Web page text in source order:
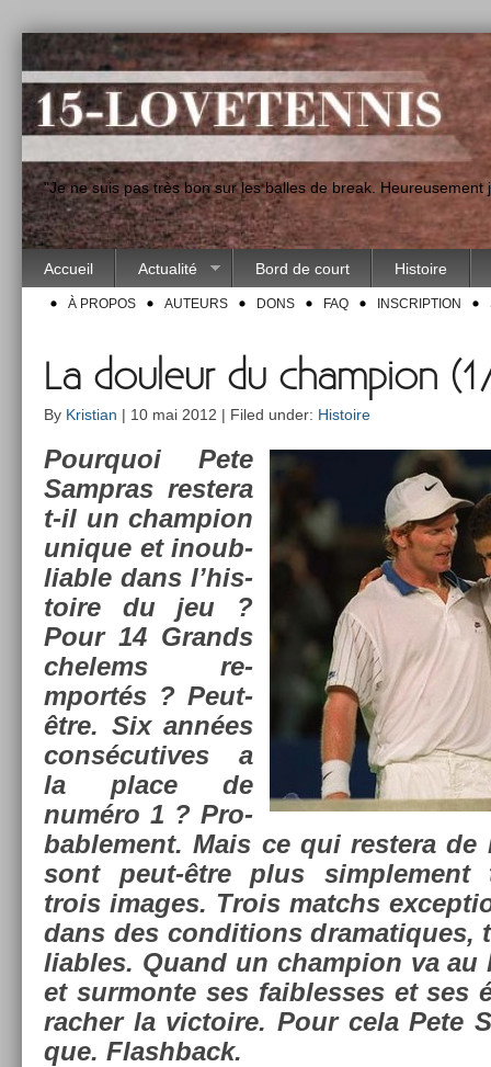
"Je ne suis pas très bon sur les balles de break.
Accueil Actualité Bord de court Histoire
À PROPOS AUTEURS DONS FAQ INSCRIPTION
La douleur du champion
By Kristian | 10 mai 2012 | Filed under: Histoire
Pour­quoi Pete
Sampras re­stera
t-il un champ­ion
uni­que et in­oub­
li­able dans l’his­
toire du jeu ?
Pour 14 Grands
chelems re­
mportés ? Peut-
être. Six années
con­sécutives a
la place de
numéro 1 ? Pro­
bab­le­ment. Mais ce qui re­stera de
sont peut-être plus simple­ment
trois im­ages. Trois matchs
dans des con­di­tions
li­ables. Quand un champ­ion va au
et sur­mon­te ses faib­lesses et ses
rach­er la vic­toire. Pour cela Pete
que. Flashback.